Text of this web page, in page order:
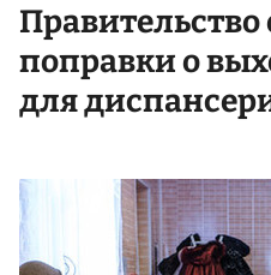
поправки о
для